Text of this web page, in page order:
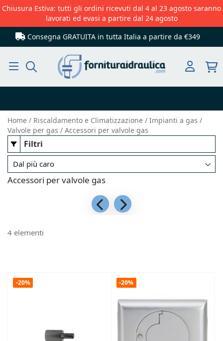
Chiusura Estiva: tutti gli ordini ricevuti dal 4 al 23 agosto saranno
lavorati ed evasi a partire dal 24 agosto
Consegna GRATUITA in tutta Italia a partire da €349
Home Riscaldamento e Climatizzazione
Impianti a gas
Valvole per gas
Accessori per valvole gas
Accessori per valvole gas
4 elementi
-20% -20%
Filtri